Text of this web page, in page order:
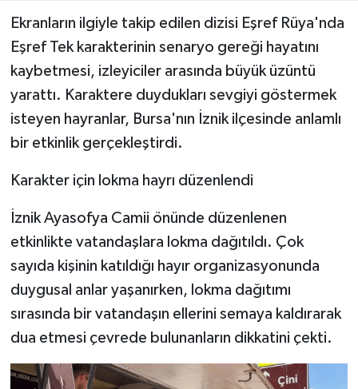
Ekranların ilgiyle takip edilen dizisi Eşref Rüya'nda
Eşref Tek karakterinin senaryo gereği hayatını
kaybetmesi, izleyiciler arasında büyük üzüntü
yarattı. Karaktere duydukları sevgiyi göstermek
isteyen hayranlar, Bursa'nın İznik ilçesinde anlamlı
bir etkinlik gerçekleştirdi.
Karakter için lokma hayrı düzenlendi
İznik Ayasofya Camii önünde düzenlenen
etkinlikte vatandaşlara lokma dağıtıldı. Çok
sayıda kişinin katıldığı hayır organizasyonunda
duygusal anlar yaşanırken, lokma dağıtımı
sırasında bir vatandaşın ellerini semaya kaldırarak
dua etmesi çevrede bulunanların dikkatini çekti.